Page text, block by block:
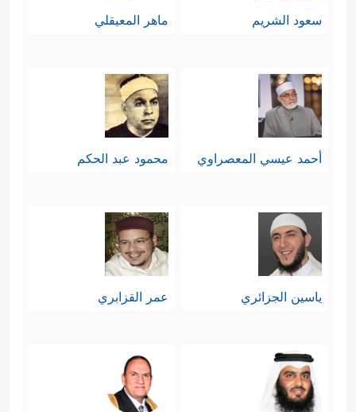
سعود الشريم ماهر المعيقلي
أحمد عيسي المعصراوي محمود عبد الحكم
ياسين الجزائري عمر القزابري